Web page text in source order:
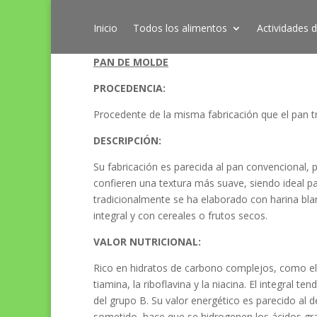
Inicio Todos los alimentos Actividades
PAN DE MOLDE
PROCEDENCIA:
Procedente de la misma fabricación que el pan
DESCRIPCIÓN:
Su fabricación es parecida al pan
confieren una textura más suave, siendo ideal
tradicionalmente se ha elaborado con harina
integral y con cereales o frutos secos.
VALOR NUTRICIONAL:
Rico en hidratos de carbono complejos, como
tiamina, la riboflavina y la niacina. El integral
del grupo B. Su valor energético es parecido al